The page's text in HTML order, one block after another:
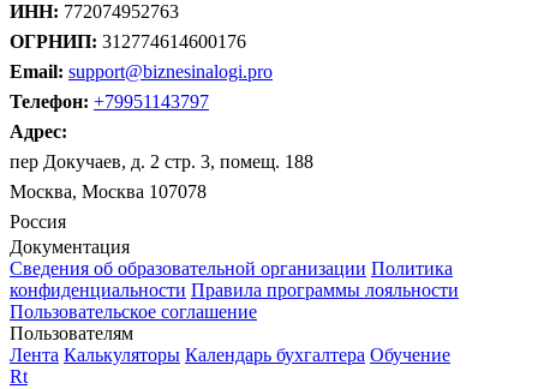
ИНН: 772074952763
ОГРНИП: 312774614600176
Email: support@biznesinalogi.pro
Телефон: +79951143797
Адрес:
пер Докучаев, д. 2 стр. 3, помещ. 188
Москва, Москва 107078
Россия
Документация
Сведения об образовательной организации Политика
конфиденциальности Правила программы лояльности
Пользовательское соглашение
Пользователям
Лента Калькуляторы Календарь бухгалтера Обучение
Rt